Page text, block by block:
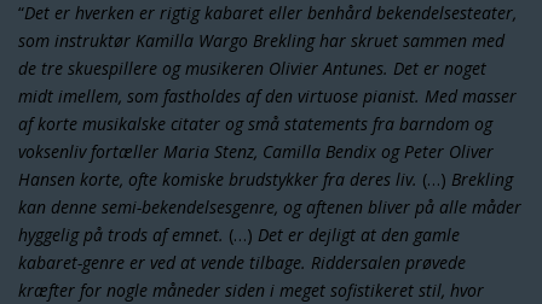
“Det er hverken er rigtig kabaret eller benhård bekendelsesteater,
som instruktør Kamilla Wargo Brekling har skruet sammen med
de tre skuespillere og musikeren Olivier Antunes. Det er noget
midt imellem, som fastholdes af den virtuose pianist. Med masser
af korte musikalske citater og små statements fra barndom og
voksenliv fortæller Maria Stenz, Camilla Bendix og Peter Oliver
Hansen korte, ofte komiske brudstykker fra deres liv. (…) Brekling
kan denne semi-bekendelsesgenre, og aftenen bliver på alle måder
hyggelig på trods af emnet. (…) Det er dejligt at den gamle
kabaret-genre er ved at vende tilbage. Riddersalen prøvede
kræfter for nogle måneder siden i meget sofistikeret stil, hvor